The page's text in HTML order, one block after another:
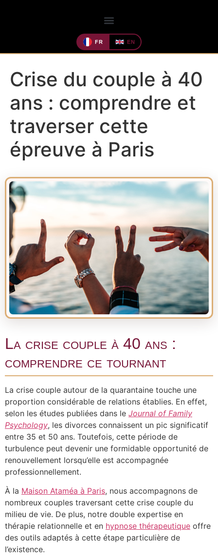
FR EN
Crise du couple à 40
ans : comprendre et
traverser cette
épreuve à Paris
La crise couple à 40 ans :
comprendre ce tournant
La crise couple autour de la quarantaine touche une
proportion considérable de relations établies. En effet,
selon les études publiées dans le Journal of Family
Psychology, les divorces connaissent un pic significatif
entre 35 et 50 ans. Toutefois, cette période de
turbulence peut devenir une formidable opportunité de
renouvellement lorsqu’elle est accompagnée
professionnellement.
À la Maison Ataméa à Paris, nous accompagnons de
nombreux couples traversant cette crise couple du
milieu de vie. De plus, notre double expertise en
thérapie relationnelle et en hypnose thérapeutique offre
des outils adaptés à cette étape particulière de
l’existence.